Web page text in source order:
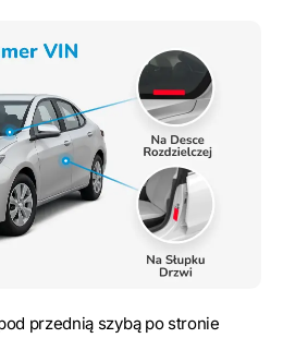
przednią szybą po stronie